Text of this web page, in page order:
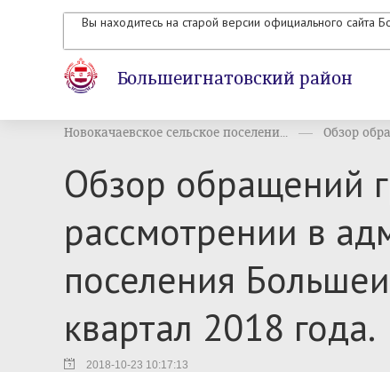
Вы находитесь на старой версии официального сайта
Большеигнатовский район
Новокачаевское сельское поселени... Обзор
Обзор обращений
рассмотрении в
поселения
квартал 2018 года.
2018-10-23 10:17:13